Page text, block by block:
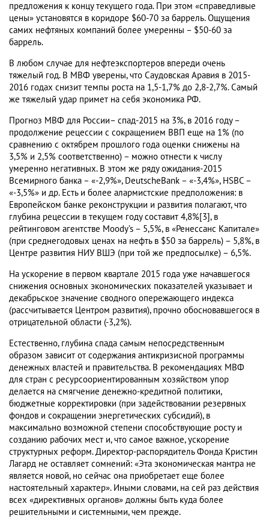
предложения к концу текущего года. При этом «справедливые
цены» установятся в коридоре $60-70 за баррель. Ощущения
самих нефтяных компаний более умеренны – $50-60 за
баррель.
В любом случае для нефтеэкспортеров впереди очень
тяжелый год. В МВФ уверены, что Саудовская Аравия в 2015-
2016 годах снизит темпы роста на 1,5-1,7% до 2,8-2,7%. Самый
же тяжелый удар примет на себя экономика РФ.
Прогноз МВФ для России– спад-2015 на 3%, в 2016 году –
продолжение рецессии с сокращением ВВП еще на 1% (по
сравнению с октябрем прошлого года оценки снижены на
3,5% и 2,5% соответственно) – можно отнести к числу
умеренно негативных. В этом же ряду ожидания-2015
Всемирного банка – «-2,9%», DeutscheBank – «-3,4%», HSBC –
«-3,5%» и др. Есть и более алармистские предположения: в
Европейском банке реконструкции и развития полагают, что
глубина рецессии в текущем году составит 4,8%[3], в
рейтинговом агентстве Moody’s – 5,5%, в «Ренессанс Капитале»
(при среднегодовых ценах на нефть в $50 за баррель) – 5,8%, в
Центре развития НИУ ВШЭ (при той же предпосылке) – 6,5%.
На ускорение в первом квартале 2015 года уже начавшегося
снижения основных экономических показателей указывает и
декабрьское значение сводного опережающего индекса
(рассчитывается Центром развития), прочно обосновавшегося в
отрицательной области (-3,2%).
Естественно, глубина спада самым непосредственным
образом зависит от содержания антикризисной программы
денежных властей и правительства. В рекомендациях МВФ
для стран с ресурсоориентированным хозяйством упор
делается на смягчение денежно-кредитной политики,
бюджетные корректировки (при задействовании резервных
фондов и сокращении энергетических субсидий), в
максимально возможной степени способствующие росту и
созданию рабочих мест и, что самое важное, ускорение
структурных реформ. Директор-распорядитель Фонда Кристин
Лагард не оставляет сомнений: «Эта экономическая мантра не
является новой, но сейчас она приобретает еще более
настоятельный характер». Иными словами, на сей раз действия
всех «директивных органов» должны быть куда более
решительными и системными, чем прежде.